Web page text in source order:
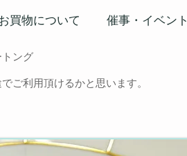
買物について 催事・イベント
ング
ご利用頂けるかと思います。